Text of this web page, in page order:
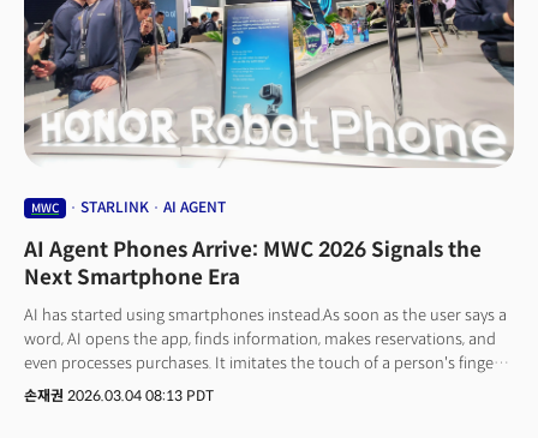
한 플레이어들에 의해 더 빠르고 광범위한 규모로 재연될 때, 지금의
금융사들은 어느 쪽에 서 있을 것인가?"
MWC STARLINK AI AGENT
AI Agent Phones Arrive: MWC 2026 Signals the
Next Smartphone Era
AI has started using smartphones instead.As soon as the user says a
word, AI opens the app, finds information, makes reservations, and
even processes purchases. It imitates the touch of a person's fingers.
MWC 2026 was held in Barcelona's Fira Gran Via exhibition hall. The
손재권 2026.03.04 08:13 PDT